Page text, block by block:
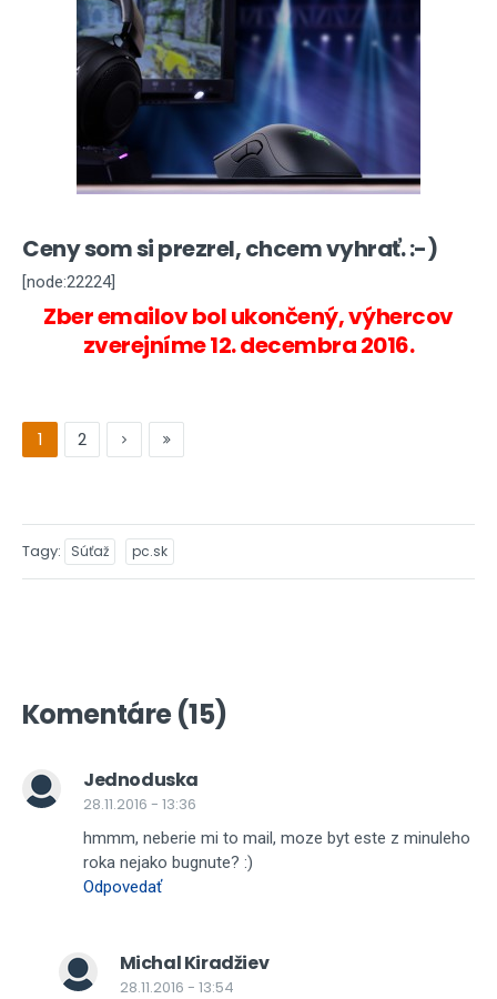
Ceny som si prezrel, chcem vyhrať. :-)
[node:22224]
Zber emailov bol ukončený, výhercov
zverejníme 12. decembra 2016.
1 2
Tagy Súťaž pc.sk
Komentáre (15)
Jednoduska
28.11.2016 - 13:36
hmmm, neberie mi to mail, moze byt este z minuleho
roka nejako bugnute? :)
Odpovedať
Michal Kiradžiev
28.11.2016 - 13:54